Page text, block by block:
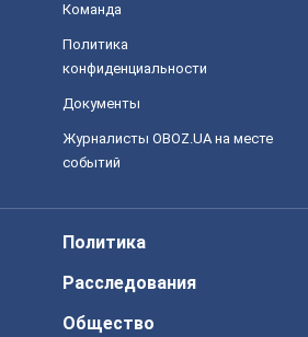
Команда
Политика
конфиденциальности
Документы
Журналисты OBOZ.UA на месте
событий
Политика
Расследования
Общество